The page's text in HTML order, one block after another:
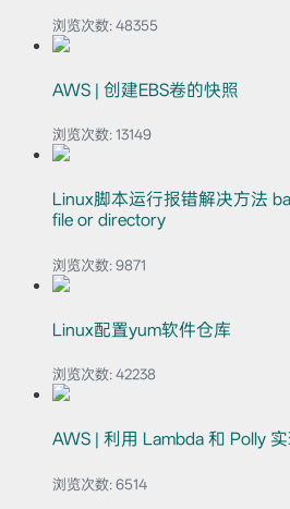
浏览次数: 48355
AWS | 创建EBS卷的快照
浏览次数: 13149
Linux脚本运行报错解决方法
file or directory
浏览次数: 9871
Linux配置yum软件仓库
浏览次数: 42238
AWS | 利用 Lambda 和 Polly
浏览次数: 6514